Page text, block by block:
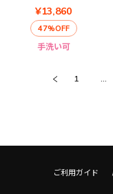
¥13,860
47%OFF
手洗い可
1 ...
ご利用ガイド